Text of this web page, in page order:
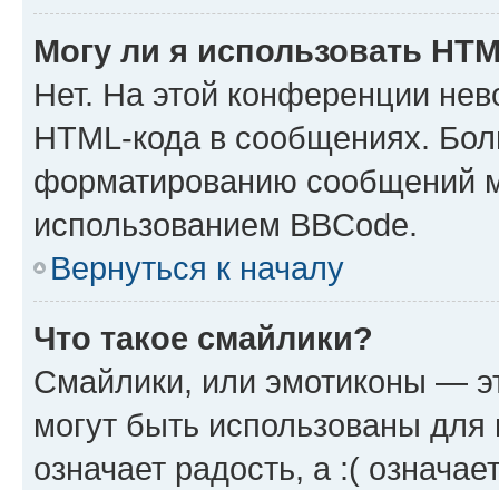
Могу ли я использовать
Нет. На этой конференции
HTML-кода в сообщениях.
форматированию сообщений
использованием BBCode.
Вернуться к началу
Что такое смайлики?
Смайлики, или эмотиконы —
могут быть использованы
означает радость, а :(